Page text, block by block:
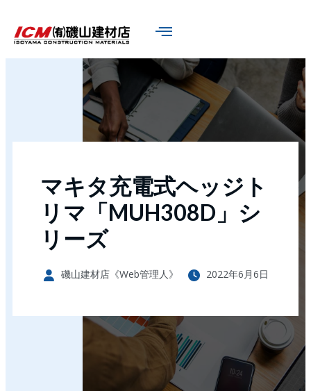
マキタ充電式ヘッジト
リマ「MUH308D」シ
リーズ
磯山建材店《Web管理人》 2022年6月6日